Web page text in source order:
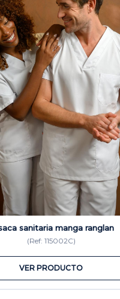
sanitaria manga ranglan
(Ref: 115002C)
VER PRODUCTO